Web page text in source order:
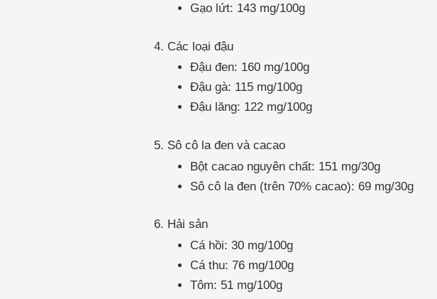
Gạo lứt: 143 mg/100g
4. Các loại đậu
Đậu đen: 160 mg/100g
Đậu gà: 115 mg/100g
Đậu lăng: 122 mg/100g
5. Sô cô la đen và cacao
Bột cacao nguyên chất: 151 mg/30g
Sô cô la đen (trên 70% cacao): 69 mg/30g
6. Hải sản
Cá hồi: 30 mg/100g
Cá thu: 76 mg/100g
Tôm: 51 mg/100g